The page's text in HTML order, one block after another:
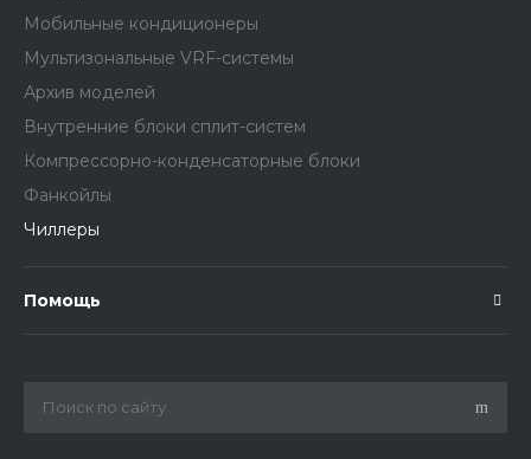
Мобильные кондиционеры
Мультизональные VRF-системы
Архив моделей
Внутренние блоки сплит-систем
Компрессорно-конденсаторные блоки
Фанкойлы
Чиллеры
Помощь